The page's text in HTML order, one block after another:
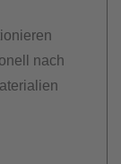
nach